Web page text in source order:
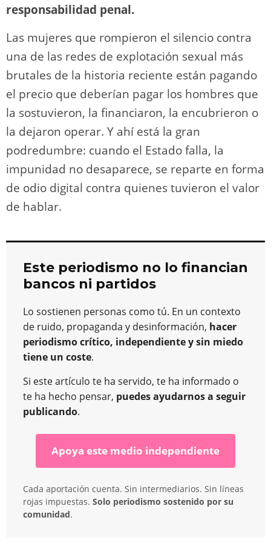
responsabilidad penal.
Las mujeres que rompieron el silencio contra
una de las redes de explotación sexual más
brutales de la historia reciente están pagando
el precio que deberían pagar los hombres que
la sostuvieron, la financiaron, la encubrieron o
la dejaron operar. Y ahí está la gran
podredumbre: cuando el Estado falla, la
impunidad no desaparece, se reparte en forma
de odio digital contra quienes tuvieron el valor
de hablar.
Este periodismo no lo financian
bancos ni partidos
Lo sostienen personas como tú. En un contexto
de ruido, propaganda y desinformación, hacer
periodismo crítico, independiente y sin miedo
tiene un coste.
Si este artículo te ha servido, te ha informado o
te ha hecho pensar, puedes ayudarnos a seguir
publicando.
Apoya este medio independiente
Cada aportación cuenta. Sin intermediarios. Sin líneas
rojas impuestas. Solo periodismo sostenido por su
comunidad.